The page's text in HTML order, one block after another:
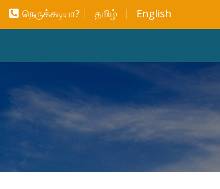
நெருக்கடியா? தமிழ் English